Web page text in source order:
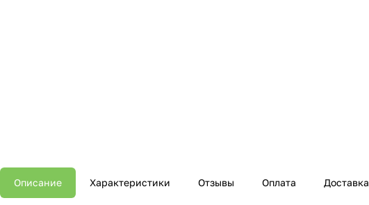
Описание Характеристики Отзывы Оплата Доставка